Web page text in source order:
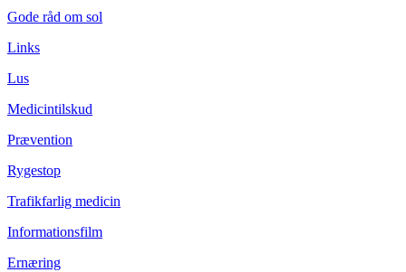
Gode råd om sol
Links
Lus
Medicintilskud
Prævention
Rygestop
Trafikfarlig medicin
Informationsfilm
Ernæring